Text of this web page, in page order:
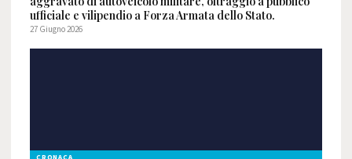
ufficiale e vilipendio a Forza Armata dello Stato.
27 Giugno 2026